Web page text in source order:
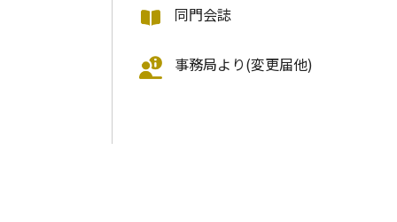
同門会誌
事務局より(変更届他)